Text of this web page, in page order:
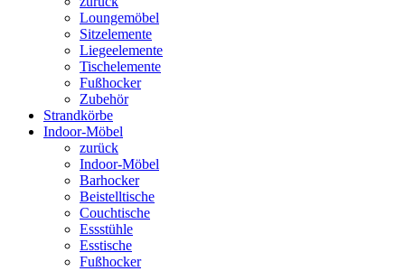
Loungemöbel
Sitzelemente
Liegeelemente
Tischelemente
Fußhocker
Zubehör
Strandkörbe
Indoor-Möbel
zurück
Indoor-Möbel
Barhocker
Beistelltische
Couchtische
Essstühle
Esstische
Fußhocker